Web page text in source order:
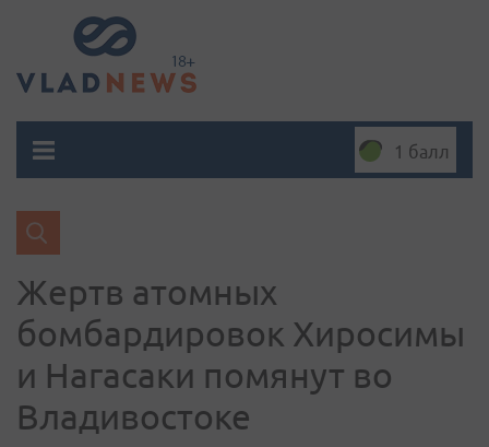
1 балл
Жертв атомных
бомбардировок Хиросимы
и Нагасаки помянут во
Владивостоке